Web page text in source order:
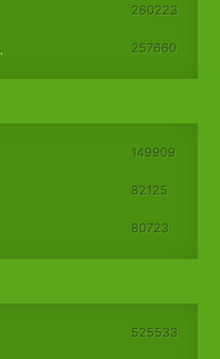
260223
257660
149909
82125
80723
525533